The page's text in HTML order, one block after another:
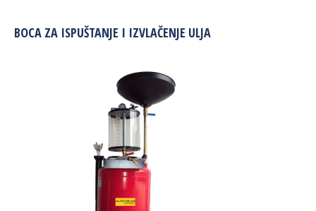
BOCA ZA ISPUŠTANJE I IZVLAČENJE ULJA